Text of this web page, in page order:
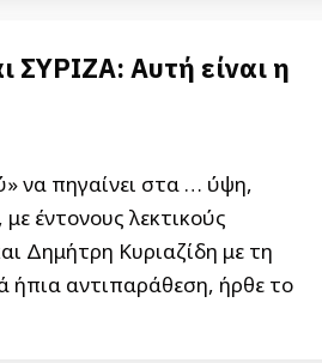
ΣΥΡΙΖΑ: Αυτή είναι η
να πηγαίνει στα … ύψη,
έντονους λεκτικούς
Δημήτρη Κυριαζίδη με τη
αντιπαράθεση, ήρθε το